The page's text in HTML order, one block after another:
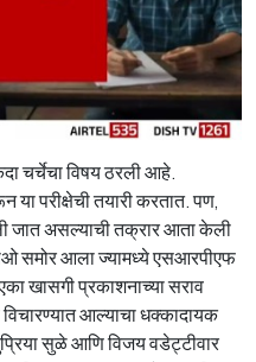
चर्चेचा विषय ठरली आहे.
परीक्षेची तयारी करतात. पण,
जात असल्याची तक्रार आता केली
समोर आला ज्यामध्ये एसआरपीएफ
खासगी प्रकाशनाच्या सराव
आल्याचा धक्कादायक
सुळे आणि विजय वडेट्टीवार